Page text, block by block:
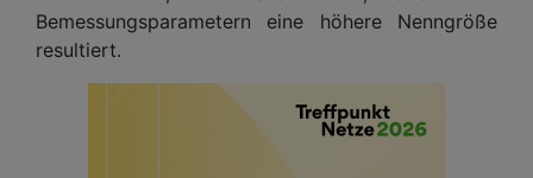
Bemessungsparametern eine höhere Nenngröße
resultiert.